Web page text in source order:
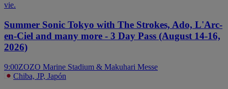
vie.
Summer Sonic Tokyo with The Strokes, Ado, L'Arc-
en-Ciel and many more - 3 Day Pass (August 14-16,
2026)
9:00ZOZO Marine Stadium & Makuhari Messe
Chiba, JP, Japón